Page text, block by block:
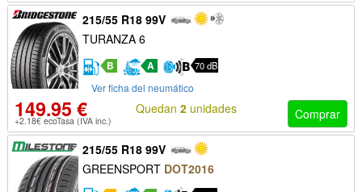
215/55 R18 99V
TURANZA 6
B A 70 dB
Ver ficha del neumático
149.95 €
+2.18€ ecoTasa (IVA inc.) Comprar
Quedan 2unidades
215/55 R18 99V
GREENSPORT DOT2016